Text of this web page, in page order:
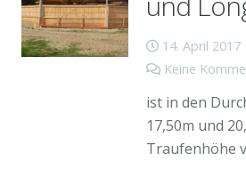
14. April 2017
Keine
ist in den
17,50m und
Traufenhöhe